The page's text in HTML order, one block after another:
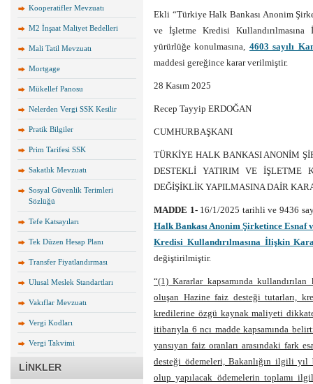
Kooperatifler Mevzuatı
M2 İnşaat Maliyet Bedelleri
Mali Tatil Mevzuatı
Mortgage
Mükellef Panosu
Nelerden Vergi SSK Kesilir
Pratik Bilgiler
Prim Tarifesi SSK
Sakatlık Mevzuatı
Sosyal Güvenlik Terimleri
Sözlüğü
Tefe Katsayıları
Tek Düzen Hesap Planı
Transfer Fiyatlandırması
Ulusal Meslek Standartları
Vakıflar Mevzuatı
Vergi Kodları
Vergi Takvimi
LİNKLER
Ekli “Türkiye Halk Bankası Anonim
ve İşletme Kredisi
yürürlüğe konulmasına, 4603 sayılı
maddesi gereğince karar verilmiştir.
28 Kasım 2025
Recep Tayyip ERDOĞAN
CUMHURBAŞKANI
TÜRKİYE HALK BANKASI ANONİM
DESTEKLİ YATIRIM VE İŞLETME
DEĞİŞİKLİK YAPILMASINA DAİR
MADDE 1-16/1/2025 tarihli ve 9436
Halk Bankası Anonim Şirketince Esnaf
Kredisi Kullandırılmasına İlişkin
değiştirilmiştir.
“(1) Kararlar kapsamında
oluşan Hazine faiz desteği tutarları,
kredilerine özgü kaynak maliyeti
itibarıyla 6 ncı madde kapsamında
yansıyan faiz oranları arasındaki fark
desteği ödemeleri, Bakanlığın ilgili yıl
olup yapılacak ödemelerin toplamı